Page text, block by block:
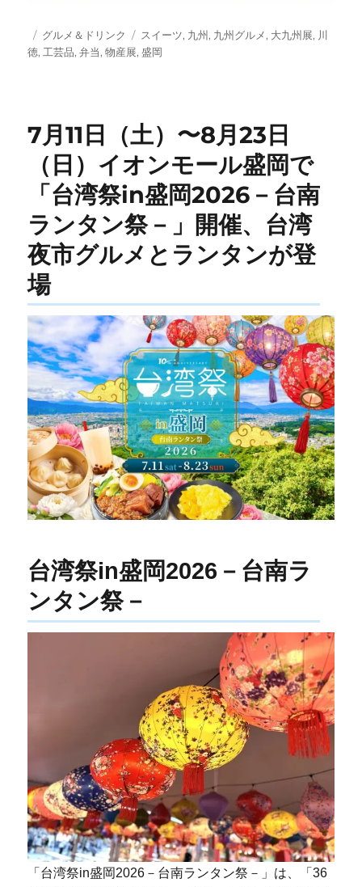
投
稿
カ
テ
グルメ＆ドリンク
タ
グ
スイーツ, 九州 , 九州グルメ, 大九州展, 川
徳, 工芸品,弁当,物産展,盛岡
7月11日（土）〜8月23日
（日）イオンモール盛岡で
「台湾祭in盛岡2026－台南
ランタン祭－」開催、台湾
夜市グルメとランタンが登
場
台湾祭in盛岡2026－台南ラ
ンタン祭－
「台湾祭in盛岡2026－台南ランタン祭－」は、「36